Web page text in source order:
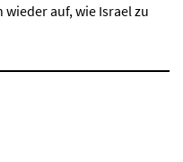
auf, wie Israel zu